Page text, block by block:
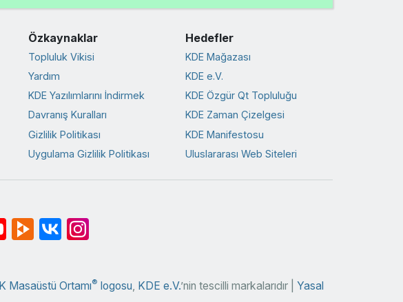
Özkaynaklar
Topluluk Vikisi
Yardım
KDE Yazılımlarını İndirmek
Davranış Kuralları
Gizlilik Politikası
Uygulama Gizlilik Politikası
Hedefler
KDE Mağazası
KDE e.V.
KDE Özgür Qt Topluluğu
KDE Zaman Çizelgesi
KDE Manifestosu
Uluslararası Web Siteleri
K Masaüstü Ortamı® logosu, KDE e.V.’nin tescilli markalarıdır | Yasal